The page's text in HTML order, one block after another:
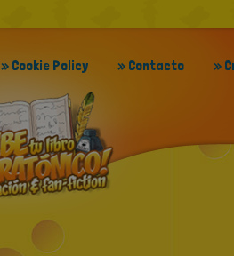
» Cookie Policy » Contacto »